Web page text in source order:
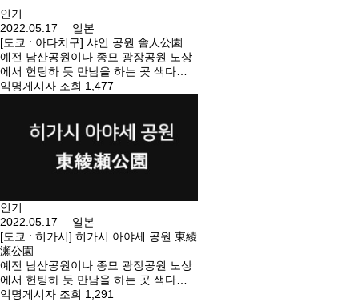
원. 경기장, 야구장 부근의 벤치와 화장
실 등. 오시는 길 : 가미이타바시역(도부
토조선)에서 도보 15분 주소 : 도쿄도 네
리마구 히카와다이 1-3-1 주소 : 東京都
練馬区氷川台1-3-1
인기
2022.05.17 일본
[도쿄 : 아다치구] 샤인 공원 舎人公園
예전 남산공원이나 종묘 광장공원 노상
에서 헌팅하 듯 만남을 하는 곳 색다른
경험을 해보고 싶으시다면 방문해 보세
시는 길 : 도에이 닛뽀리 · 하야토 라이너
"샤토 공원 역" 바로. 주소 : 도쿄도 아다
치 구사인 공원 1-1 주소 : 東京都足立区
舎人公園1-1
익명게시자 조회 1,477
인기
2022.05.17 일본
[도쿄 : 히가시] 히가시 아야세 공원 東綾
瀬公園
예전 남산공원이나 종묘 광장공원 노상
에서 헌팅하 듯 만남을 하는 곳 색다른
경험을 해보고 싶으시다면 방문해 보세
익명게시자 조회 1,291